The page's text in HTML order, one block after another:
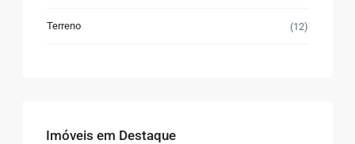
Terreno (12)
Imóveis em Destaque